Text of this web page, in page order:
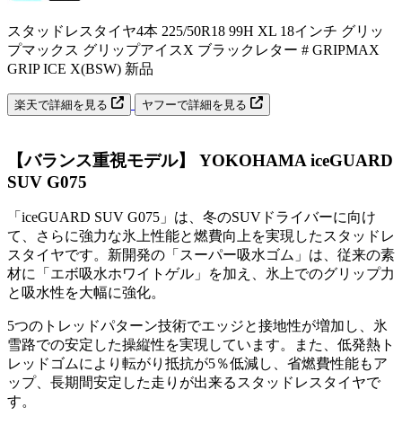
スタッドレスタイヤ4本 225/50R18 99H XL 18インチ グリッ
プマックス グリップアイスX ブラックレター # GRIPMAX
GRIP ICE X(BSW) 新品
楽天で詳細を見る ヤフーで詳細を見る
【バランス重視モデル】 YOKOHAMA iceGUARD
SUV G075
「iceGUARD SUV G075」は、冬のSUVドライバーに向け
て、さらに強力な氷上性能と燃費向上を実現したスタッドレ
スタイヤです。新開発の「スーパー吸水ゴム」は、従来の素
材に「エボ吸水ホワイトゲル」を加え、氷上でのグリップ力
と吸水性を大幅に強化。
5つのトレッドパターン技術でエッジと接地性が増加し、氷
雪路での安定した操縦性を実現しています。また、低発熱ト
レッドゴムにより転がり抵抗が5％低減し、省燃費性能もア
ップ、長期間安定した走りが出来るスタッドレスタイヤで
す。